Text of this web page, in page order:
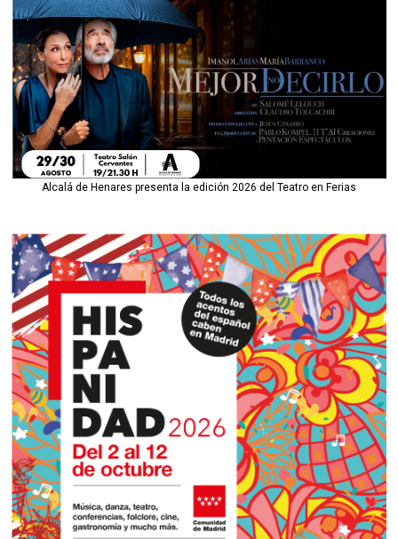
Alcalá de Henares presenta la edición 2026 del Teatro en Ferias